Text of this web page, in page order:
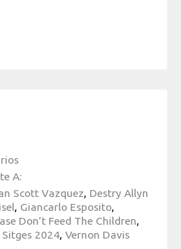
A:
Scott Vazquez, Destry Allyn
, Giancarlo Esposito,
Don’t Feed The Children,
Sitges 2024, Vernon Davis